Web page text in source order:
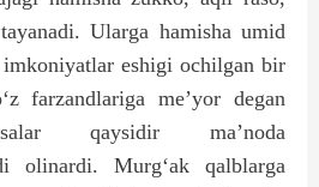
Ularga hamisha umid
eshigi ochilgan bir
farzandlariga me’yor degan
qaysidir ma’noda
olinardi. Murg‘ak qalblarga